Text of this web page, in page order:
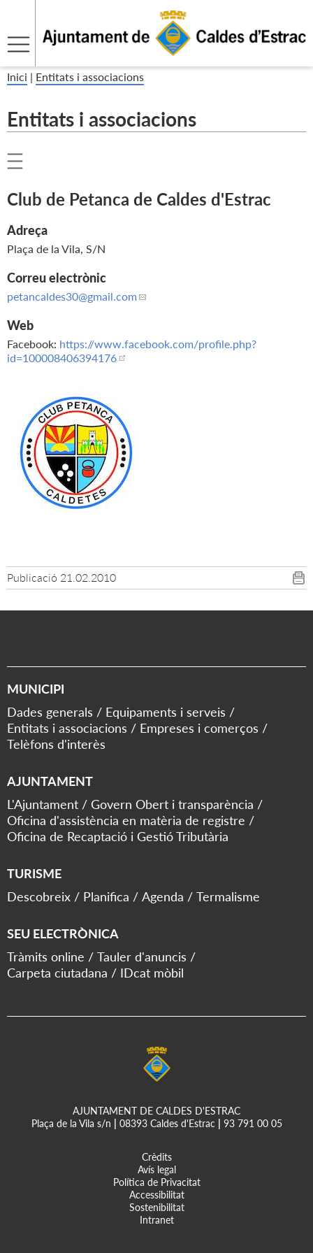
Inici | Entitats i associacions
Entitats i associacions
Club de Petanca de Caldes d'Estrac
Adreça
Plaça de la Vila, S/N
Correu electrònic
petancaldes30@gmail.com
Web
Facebook: https://www.facebook.com/profile.php?
id=100008406394176
Publicació 21.02.2010
MUNICIPI
Dades generals
Equipaments i serveis
Entitats i associacions
Empreses i comerços
Telèfons d'interès
AJUNTAMENT
L'Ajuntament
Govern Obert i transparència
Oficina d'assistència en matèria de registre
Oficina de Recaptació i Gestió Tributària
TURISME
Descobreix
Planifica Agenda Termalisme
SEU ELECTRÒNICA
Tràmits online
Tauler d'anuncis
Carpeta ciutadana
IDcat mòbil
AJUNTAMENT DE CALDES D'ESTRAC
Plaça de la Vila s/n
08393 Caldes d'Estrac 93 791 00 05
Crèdits
Avís legal
Política de Privacitat
Accessibilitat
Sostenibilitat
Intranet